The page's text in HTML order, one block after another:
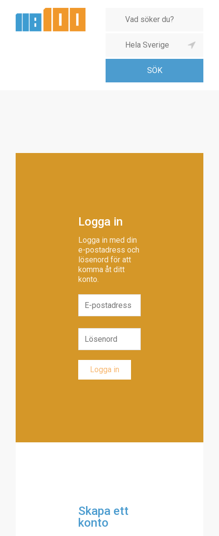
Logga in
Logga in med din
e-postadress och
lösenord för att
komma åt ditt
konto.
Skapa ett
konto